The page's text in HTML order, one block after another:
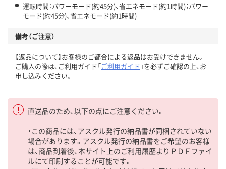
運転時間：パワーモード(約45分)、省エネモード(約1時間)；パワー
モード(約45分)、省エネモード(約1時間)
備考（ご注意）
【返品について】お客様のご都合による返品はお受けできません。
ご購入の際は、ご利用ガイド「ご利用ガイド 」を必ずご確認の上、お
申し込みください。
直送品のため、以下の点にご注意ください。
・この商品には、アスクル発行の納品書が同梱されていない
場合があります。アスクル発行の納品書をご希望のお客様
は、商品到着後、本サイト上のご利用履歴よりＰＤＦファイ
ルにて印刷することが可能です。